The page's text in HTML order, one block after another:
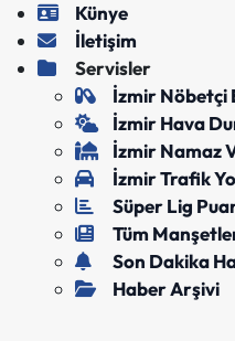
Künye
İletişim
Servisler
İzmir Nöbetçi
İzmir Hava
İzmir Namaz
İzmir Trafik
Süper Lig
Tüm
Son Dakika
Haber Arşivi